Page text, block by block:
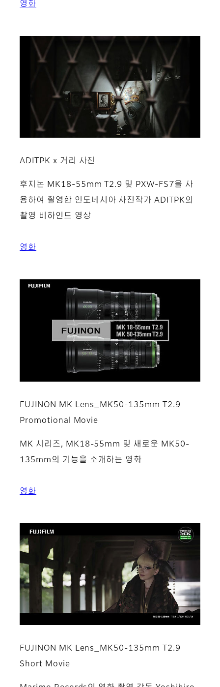
영화
ADITPK x 거리 사진
후지논 MK18-55mm T2.9 및 PXW-FS7을 사
용하여 촬영한 인도네시아 사진작가 ADITPK의
촬영 비하인드 영상
영화
FUJINON MK Lens_MK50-135mm T2.9
Promotional Movie
MK 시리즈, MK18-55mm 및 새로운 MK50-
135mm의 기능을 소개하는 영화
영화
​FUJINON MK Lens_MK50-135mm T2.9
Short Movie